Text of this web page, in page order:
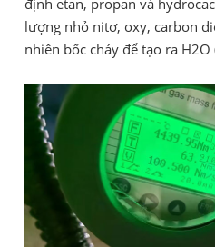
định etan, propan và
lượng nhỏ nitơ, oxy, carbon
nhiên bốc cháy để tạo ra H2O